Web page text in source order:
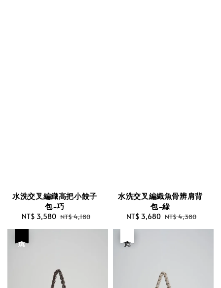
水洗交叉編織高把小餃子
包-巧
Sale
price
NT$ 3,580 Regular
price
NT$ 4,180
水洗交叉編織魚骨辨肩背
包-綠
Sale
price
NT$ 3,680 Regular
price
NT$ 4,380